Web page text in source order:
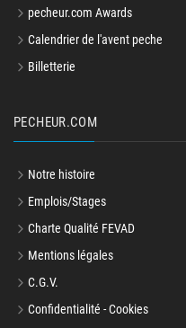
pecheur.com Awards
Calendrier de l'avent peche
Billetterie
PECHEUR.COM
Notre histoire
Emplois/Stages
Charte Qualité FEVAD
Mentions légales
C.G.V.
Confidentialité - Cookies